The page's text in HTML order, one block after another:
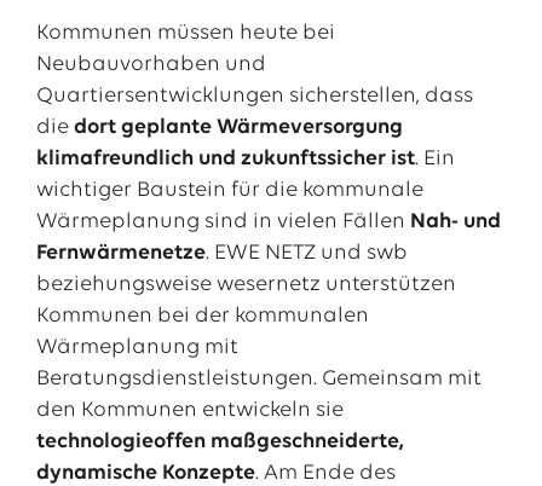
Kommunen müssen heute bei
Neubauvorhaben und
Quartiersentwicklungen sicherstellen, dass
die dort geplante Wärmeversorgung
klimafreundlich und zukunftssicher ist. Ein
wichtiger Baustein für die kommunale
Wärmeplanung sind in vielen Fällen Nah- und
Fernwärmenetze. EWE NETZ und swb
beziehungsweise wesernetz unterstützen
Kommunen bei der kommunalen
Wärmeplanung mit
Beratungsdienstleistungen. Gemeinsam mit
den Kommunen entwickeln sie
technologieoffen maßgeschneiderte,
dynamische Konzepte. Am Ende des